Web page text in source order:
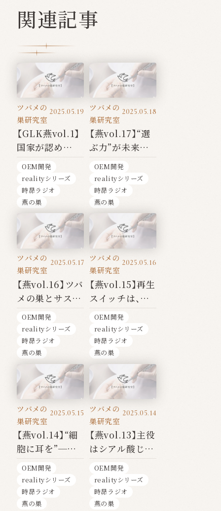
関連記事
ツバメの
巣研究室
2025.05.19
【GLK燕vol.1】
国家が認め
た“本物のツバ
メの
巣”──Glyken
という選択
OEM開発
realityシリーズ
時昴ラジオ
燕の巣
ツバメの
巣研究室
2025.05.18
【燕vol.17】“選
ぶ力”が未来を
変える──ツバ
メの巣シリー
ズ 【完】
OEM開発
realityシリーズ
時昴ラジオ
燕の巣
ツバメの
巣研究室
2025.05.17
【燕vol.16】ツバ
メの巣とサステ
ナビリティ──
自然と共に生き
る未来
OEM開発
realityシリーズ
時昴ラジオ
燕の巣
ツバメの
巣研究室
2025.05.16
【燕vol.15】再生
スイッチは、あ
なたの中にあ
る"──EGFが
目覚めさせる美
と修復の力
OEM開発
realityシリーズ
時昴ラジオ
燕の巣
ツバメの
巣研究室
2025.05.15
【燕vol.14】“細
胞に耳を”──
糖鎖が導く、美
容と免疫の新常
識
OEM開発
realityシリーズ
時昴ラジオ
燕の巣
ツバメの
巣研究室
2025.05.14
【燕vol.13】主役
はシアル酸じゃ
ない？──美容
と健康を支え
る“グリコプロ
テイン”の真実
OEM開発
realityシリーズ
時昴ラジオ
燕の巣